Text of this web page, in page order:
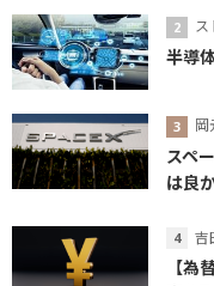
ス
半導
岡
スペ
は良
吉
【